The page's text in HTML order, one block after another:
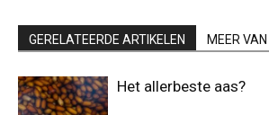
GERELATEERDE ARTIKELEN MEER
Het allerbeste aas?